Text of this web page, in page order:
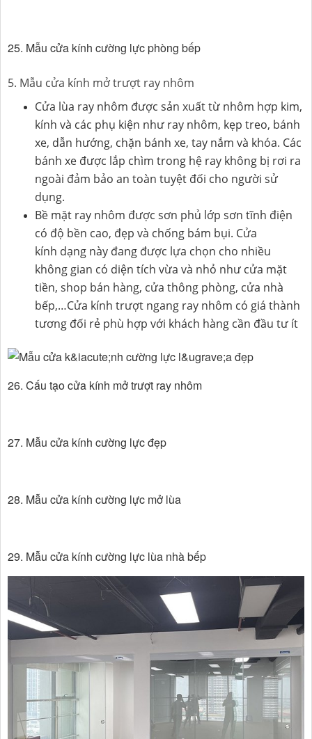
25. Mẫu cửa kính cường lực phòng bếp
5. Mẫu cửa kính mở trượt ray nhôm
Cửa lùa ray nhôm được sản xuất từ nhôm hợp kim,
kính và các phụ kiện như ray nhôm, kẹp treo, bánh
xe, dẫn hướng, chặn bánh xe, tay nắm và khóa. Các
bánh xe được lắp chìm trong hệ ray không bị rơi ra
ngoài đảm bảo an toàn tuyệt đối cho người sử
dụng.
Bề mặt ray nhôm được sơn phủ lớp sơn tĩnh điện
có độ bền cao, đẹp và chống bám bụi. Cửa
kính dạng này đang được lựa chọn cho nhiều
không gian có diện tích vừa và nhỏ như cửa mặt
tiền, shop bán hàng, cửa thông phòng, cửa nhà
bếp,…Cửa kính trượt ngang ray nhôm có giá thành
tương đối rẻ phù hợp với khách hàng cần đầu tư ít​
26. Cấu tạo cửa kính mở trượt ray nhôm
27. Mẫu cửa kính cường lực đẹp
28. Mẫu cửa kính cường lực mở lùa
29. Mẫu cửa kính cường lực lùa nhà bếp